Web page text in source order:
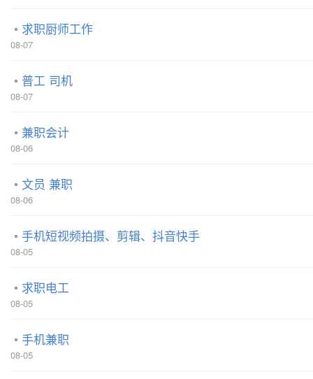
求职厨师工作
08-07
普工 司机
08-07
兼职会计
08-06
文员 兼职
08-06
手机短视频拍摄、剪辑、抖音快手
08-05
求职电工
08-05
手机兼职
08-05